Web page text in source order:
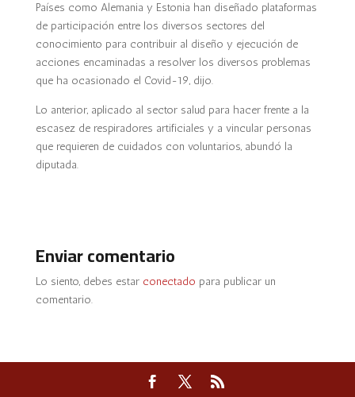
Países como Alemania y Estonia han diseñado plataformas
de participación entre los diversos sectores del
conocimiento para contribuir al diseño y ejecución de
acciones encaminadas a resolver los diversos problemas
que ha ocasionado el Covid-19, dijo.
Lo anterior, aplicado al sector salud para hacer frente a la
escasez de respiradores artificiales y a vincular personas
que requieren de cuidados con voluntarios, abundó la
diputada.
Enviar comentario
Lo siento, debes estar conectado para publicar un
comentario.